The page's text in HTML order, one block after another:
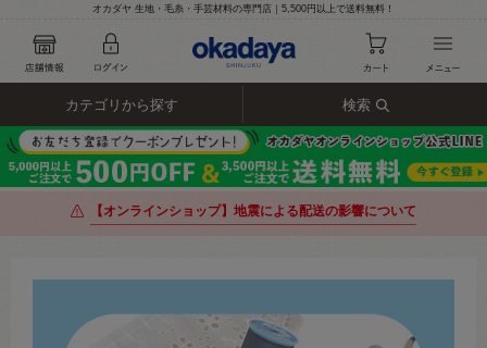
オカダヤ 生地・毛糸・手芸材料の専門店｜5,500円以上で送料無料！
カテゴリから探す 検索
【オンラインショップ】地震による配送の影響について